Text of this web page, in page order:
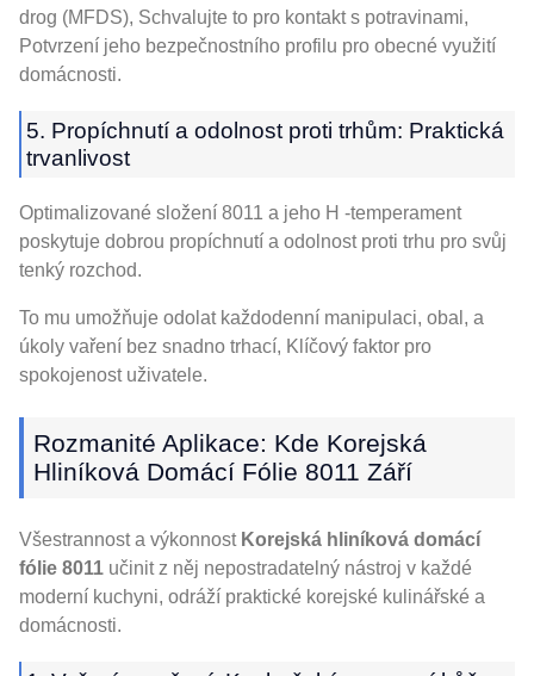
drog (MFDS), Schvalujte to pro kontakt s potravinami,
Potvrzení jeho bezpečnostního profilu pro obecné využití
domácnosti.
5. Propíchnutí a odolnost proti trhům: Praktická
trvanlivost
Optimalizované složení 8011 a jeho H -temperament
poskytuje dobrou propíchnutí a odolnost proti trhu pro svůj
tenký rozchod.
To mu umožňuje odolat každodenní manipulaci, obal, a
úkoly vaření bez snadno trhací, Klíčový faktor pro
spokojenost uživatele.
Rozmanité Aplikace: Kde Korejská
Hliníková Domácí Fólie 8011 Září
Všestrannost a výkonnost Korejská hliníková domácí
fólie 8011 učinit z něj nepostradatelný nástroj v každé
moderní kuchyni, odráží praktické korejské kulinářské a
domácnosti.